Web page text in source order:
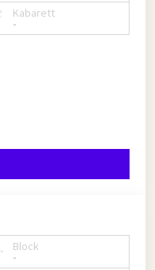
Kabarett
-
Block
-